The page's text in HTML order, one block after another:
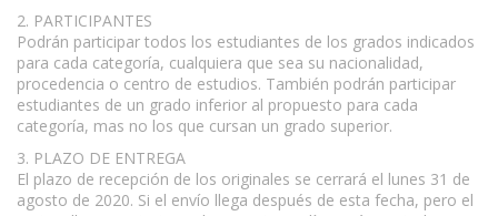
2. PARTICIPANTES
Podrán participar todos los estudiantes de los grados indicados
para cada categoría, cualquiera que sea su nacionalidad,
procedencia o centro de estudios. También podrán participar
estudiantes de un grado inferior al propuesto para cada
categoría, mas no los que cursan un grado superior.
3. PLAZO DE ENTREGA
El plazo de recepción de los originales se cerrará el lunes 31 de
agosto de 2020. Si el envío llega después de esta fecha, pero el